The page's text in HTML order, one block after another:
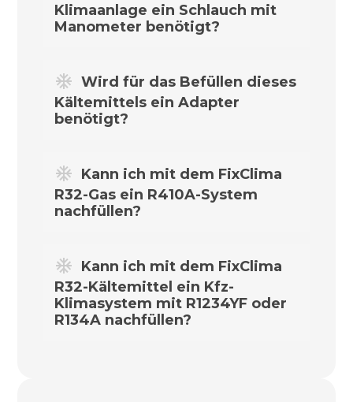
Palette von Split-, Multisplit-, mobilen,
Haushalts- und Büroklimageräten
Klimaanlage ein Schlauch mit
Manometer benötigt?
benötigen Sie den R32-Füllschlauch mit
Manometer von FixClima, erhältlich im
R32-Set.
Wird für das Befüllen dieses
Kältemittels ein Adapter
benötigt?
ist ein geeignetes Anschlussstück
erforderlich – dieses ist zusammen mit
dem Füllschlauch in unserem
Kann ich mit dem FixClima
R32-Gas ein R410A-System
nachfüllen?
kompatibel.
Kann ich mit dem FixClima
R32-Kältemittel ein Kfz-
Klimasystem mit R1234YF oder
R134A nachfüllen?